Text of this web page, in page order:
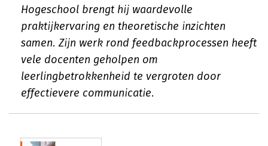
Hogeschool brengt hij waardevolle
praktijkervaring en theoretische inzichten
samen. Zijn werk rond feedbackprocessen heeft
vele docenten geholpen om
leerlingbetrokkenheid te vergroten door
effectievere communicatie.